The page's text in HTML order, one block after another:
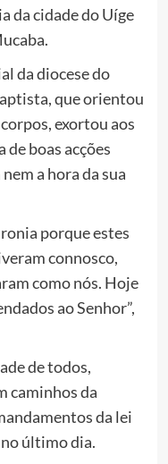
da cidade do Uíge
da diocese do
que orientou
exortou aos
boas acções
a hora da sua
porque estes
connosco,
como nós. Hoje
ao Senhor”,
de todos,
caminhos da
da lei
último dia.